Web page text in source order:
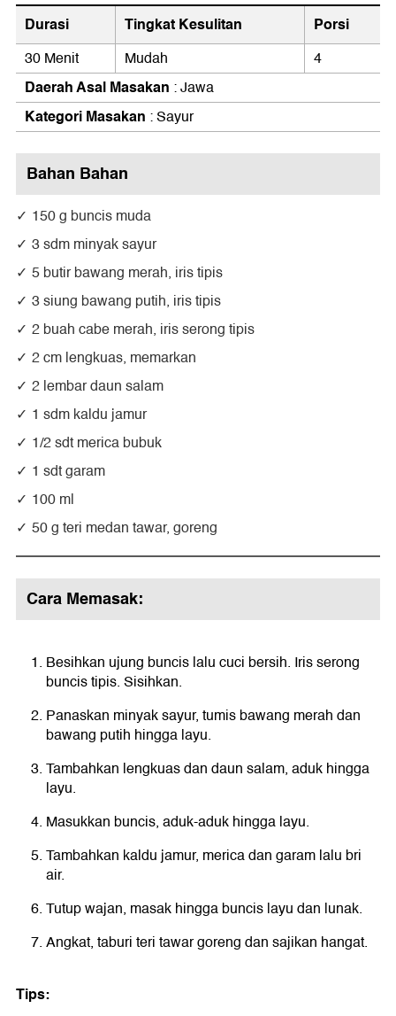
Durasi Tingkat Kesulitan Porsi
30 Menit Mudah 4
Daerah Asal Masakan : Jawa
Kategori Masakan : Sayur
Bahan Bahan
150 g buncis muda
3 sdm minyak sayur
5 butir bawang merah, iris tipis
3 siung bawang putih, iris tipis
2 buah cabe merah, iris serong tipis
2 cm lengkuas, memarkan
2 lembar daun salam
1 sdm kaldu jamur
1/2 sdt merica bubuk
1 sdt garam
100 ml
50 g teri medan tawar, goreng
Cara Memasak:
Besihkan ujung buncis lalu cuci bersih. Iris serong
buncis tipis. Sisihkan.
Panaskan minyak sayur, tumis bawang merah dan
bawang putih hingga layu.
Tambahkan lengkuas dan daun salam, aduk hingga
layu.
Masukkan buncis, aduk-aduk hingga layu.
Tambahkan kaldu jamur, merica dan garam lalu bri
air.
Tutup wajan, masak hingga buncis layu dan lunak.
Angkat, taburi teri tawar goreng dan sajikan hangat.
Tips: